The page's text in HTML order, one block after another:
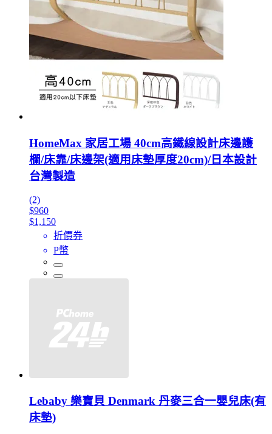
HomeMax 家居工場 40cm高鐵線設計床邊護
欄/床靠/床邊架(適用床墊厚度20cm)/日本設計
台灣製造
(2)
$960
$1,150
折價券
P幣
Lebaby 樂寶貝 Denmark 丹麥三合一嬰兒床(有
床墊)